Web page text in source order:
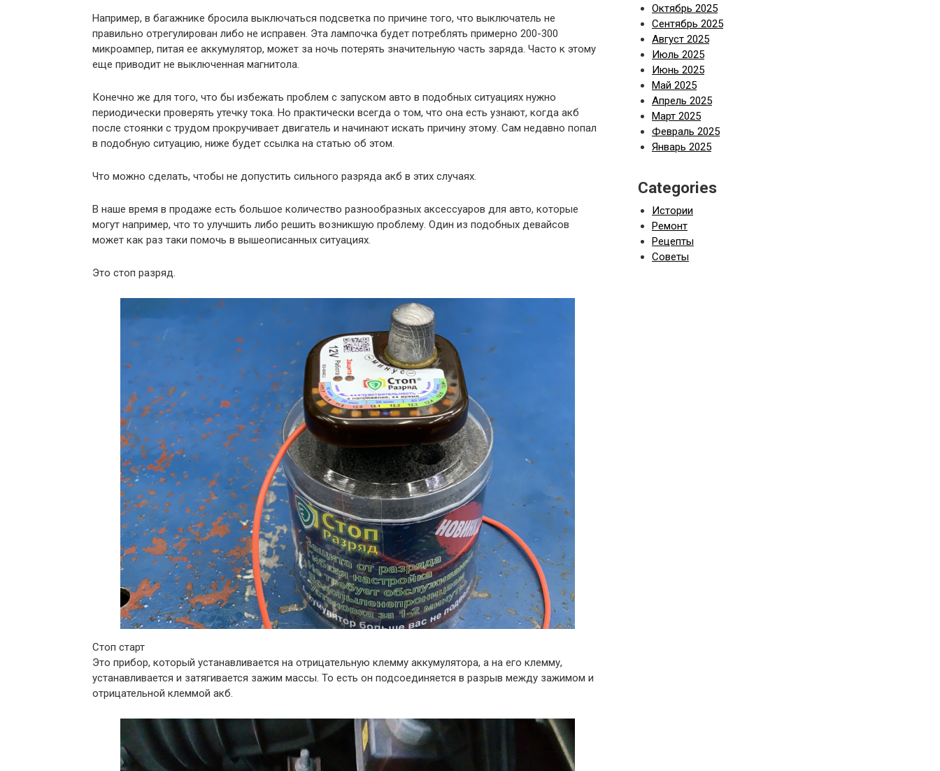
Например, в багажнике бросила выключаться подсветка по причине того, что выключатель не
правильно отрегулирован либо не исправен. Эта лампочка будет потреблять примерно 200-300
микроампер, питая ее аккумулятор, может за ночь потерять значительную часть заряда. Часто к этому
еще приводит не выключенная магнитола.
Конечно же для того, что бы избежать проблем с запуском авто в подобных ситуациях нужно
периодически проверять утечку тока. Но практически всегда о том, что она есть узнают, когда акб
после стоянки с трудом прокручивает двигатель и начинают искать причину этому. Сам недавно попал
в подобную ситуацию, ниже будет ссылка на статью об этом.
Что можно сделать, чтобы не допустить сильного разряда акб в этих случаях.
В наше время в продаже есть большое количество разнообразных аксессуаров для авто, которые
могут например, что то улучшить либо решить возникшую проблему. Один из подобных девайсов
может как раз таки помочь в вышеописанных ситуациях.
Это стоп разряд.
Стоп старт
Это прибор, который устанавливается на отрицательную клемму аккумулятора, а на его клемму,
устанавливается и затягивается зажим массы. То есть он подсоединяется в разрыв между зажимом и
отрицательной клеммой акб.
Октябрь 2025
Сентябрь 2025
Август 2025
Июль 2025
Июнь 2025
Май 2025
Апрель 2025
Март 2025
Февраль 2025
Январь 2025
Categories
Истории
Ремонт
Рецепты
Советы